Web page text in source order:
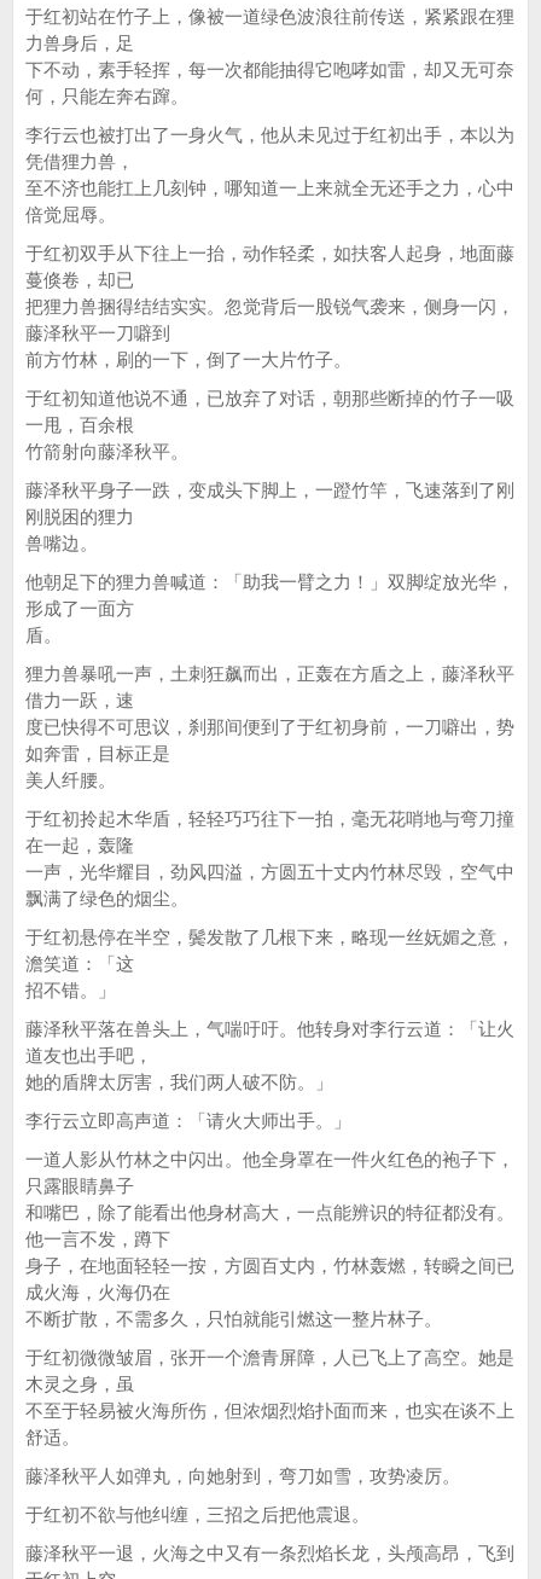
于红初站在竹子上，像被一道绿色波浪往前传送，紧紧跟在狸
力兽身后，足
下不动，素手轻挥，每一次都能抽得它咆哮如雷，却又无可奈
何，只能左奔右蹿。
李行云也被打出了一身火气，他从未见过于红初出手，本以为
凭借狸力兽，
至不济也能扛上几刻钟，哪知道一上来就全无还手之力，心中
倍觉屈辱。
于红初双手从下往上一抬，动作轻柔，如扶客人起身，地面藤
蔓倏卷，却已
把狸力兽捆得结结实实。忽觉背后一股锐气袭来，侧身一闪，
藤泽秋平一刀噼到
前方竹林，刷的一下，倒了一大片竹子。
于红初知道他说不通，已放弃了对话，朝那些断掉的竹子一吸
一甩，百余根
竹箭射向藤泽秋平。
藤泽秋平身子一跌，变成头下脚上，一蹬竹竿，飞速落到了刚
刚脱困的狸力
兽嘴边。
他朝足下的狸力兽喊道：「助我一臂之力！」双脚绽放光华，
形成了一面方
盾。
狸力兽暴吼一声，土刺狂飙而出，正轰在方盾之上，藤泽秋平
借力一跃，速
度已快得不可思议，刹那间便到了于红初身前，一刀噼出，势
如奔雷，目标正是
美人纤腰。
于红初拎起木华盾，轻轻巧巧往下一拍，毫无花哨地与弯刀撞
在一起，轰隆
一声，光华耀目，劲风四溢，方圆五十丈内竹林尽毁，空气中
飘满了绿色的烟尘。
于红初悬停在半空，鬓发散了几根下来，略现一丝妩媚之意，
澹笑道：「这
招不错。」
藤泽秋平落在兽头上，气喘吁吁。他转身对李行云道：「让火
道友也出手吧，
她的盾牌太厉害，我们两人破不防。」
李行云立即高声道：「请火大师出手。」
一道人影从竹林之中闪出。他全身罩在一件火红色的袍子下，
只露眼睛鼻子
和嘴巴，除了能看出他身材高大，一点能辨识的特征都没有。
他一言不发，蹲下
身子，在地面轻轻一按，方圆百丈内，竹林轰燃，转瞬之间已
成火海，火海仍在
不断扩散，不需多久，只怕就能引燃这一整片林子。
于红初微微皱眉，张开一个澹青屏障，人已飞上了高空。她是
木灵之身，虽
不至于轻易被火海所伤，但浓烟烈焰扑面而来，也实在谈不上
舒适。
藤泽秋平人如弹丸，向她射到，弯刀如雪，攻势凌厉。
于红初不欲与他纠缠，三招之后把他震退。
藤泽秋平一退，火海之中又有一条烈焰长龙，头颅高昂，飞到